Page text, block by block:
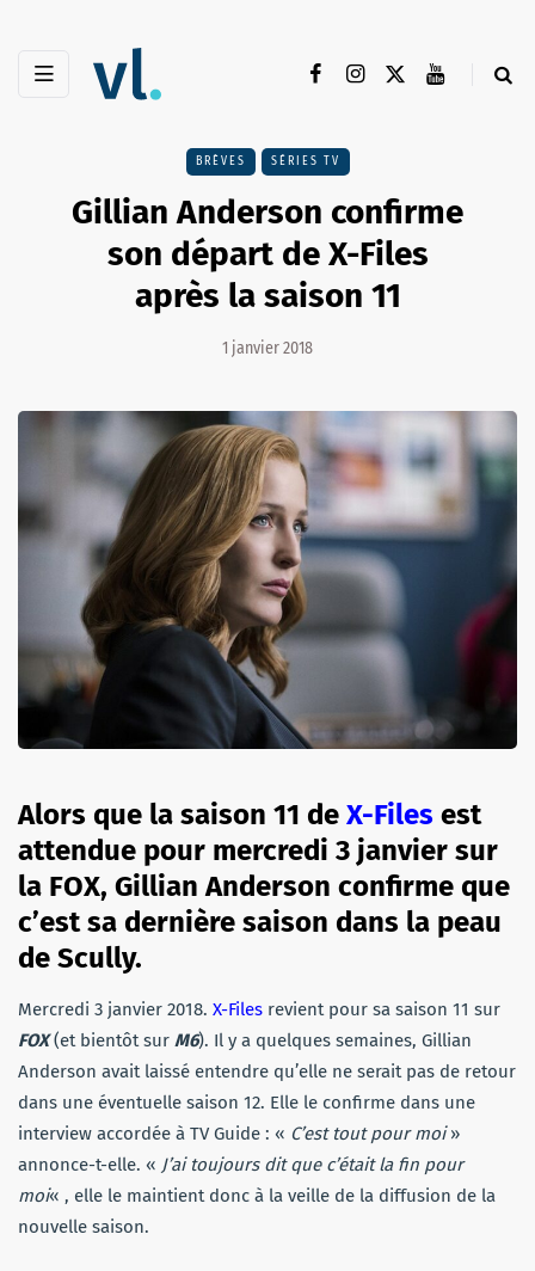
BRÈVES SÉRIES TV
Gillian Anderson confirme
son départ de X-Files
après la saison 11
1 janvier 2018
Alors que la saison 11 de X-Files est
attendue pour mercredi 3 janvier sur
la FOX, Gillian Anderson confirme que
c’est sa dernière saison dans la peau
de Scully.
Mercredi 3 janvier 2018. X-Files revient pour sa saison 11 sur
FOX (et bientôt sur M6). Il y a quelques semaines, Gillian
Anderson avait laissé entendre qu’elle ne serait pas de retour
dans une éventuelle saison 12. Elle le confirme dans une
interview accordée à TV Guide : « C’est tout pour moi»
annonce-t-elle. « J’ai toujours dit que c’était la fin pour
moi« , elle le maintient donc à la veille de la diffusion de la
nouvelle saison.